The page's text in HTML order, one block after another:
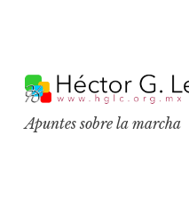
k
p
Apuntes sobre la marcha